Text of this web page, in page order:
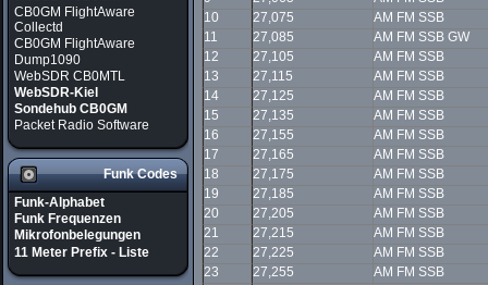
CB0GM FlightAware
Collectd
CB0GM FlightAware
Dump1090
WebSDR CB0MTL
WebSDR-Kiel
Sondehub CB0GM
Packet Radio Software
Funk Codes
Funk-Alphabet
Funk Frequenzen
Mikrofonbelegungen
11 Meter Prefix - Liste
10
27,075
AM FM SSB
11
27,085
AM FM SSB GW
12
27,105
AM FM SSB
13
27,115
AM FM SSB
14
27,125
AM FM SSB
15
27,135
AM FM SSB
16
27,155
AM FM SSB
17
27,165
AM FM SSB
18
27,175
AM FM SSB
19
27,185
AM FM SSB
20
27,205
AM FM SSB
21
27,215
AM FM SSB
22
27,225
AM FM SSB
23
27,255
AM FM SSB